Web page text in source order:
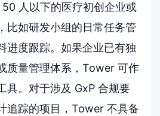
人以下的医疗初创企业或
比如研发小组的日常任务管
进度跟踪。如果企业已有独
质量管理体系，Tower 可作
具。对于涉及 GxP 合规要
追踪的项目，Tower 不具备